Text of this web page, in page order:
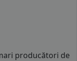
producători de